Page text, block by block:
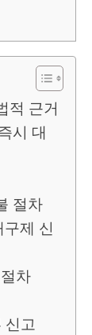
적 근거
시 대
절차
제 신
차
신고